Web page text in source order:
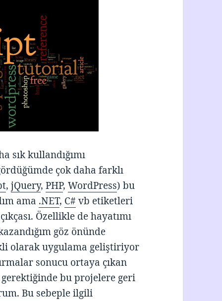
sık kullandığımı
çok daha farklı
,jQuery,PHP,WordPress) bu
ama .NET, C#vb etiketleri
Özellikle de hayatımı
göz önünde
olarak uygulama geliştiriyor
sonucu ortaya çıkan
bu projelere geri
Bu sebeple ilgili